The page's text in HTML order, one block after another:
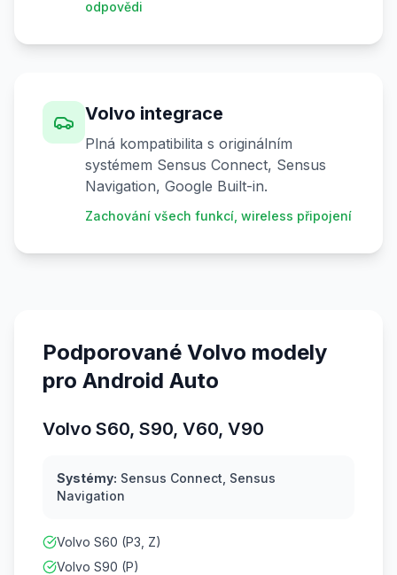
odpovědi
Volvo integrace
Plná kompatibilita s originálním
systémem Sensus Connect, Sensus
Navigation, Google Built-in.
Zachování všech funkcí, wireless připojení
Podporované Volvo modely
pro Android Auto
Volvo S60, S90, V60, V90
Systémy: Sensus Connect, Sensus
Navigation
Volvo S60 (P3, Z)
Volvo S90 (P)